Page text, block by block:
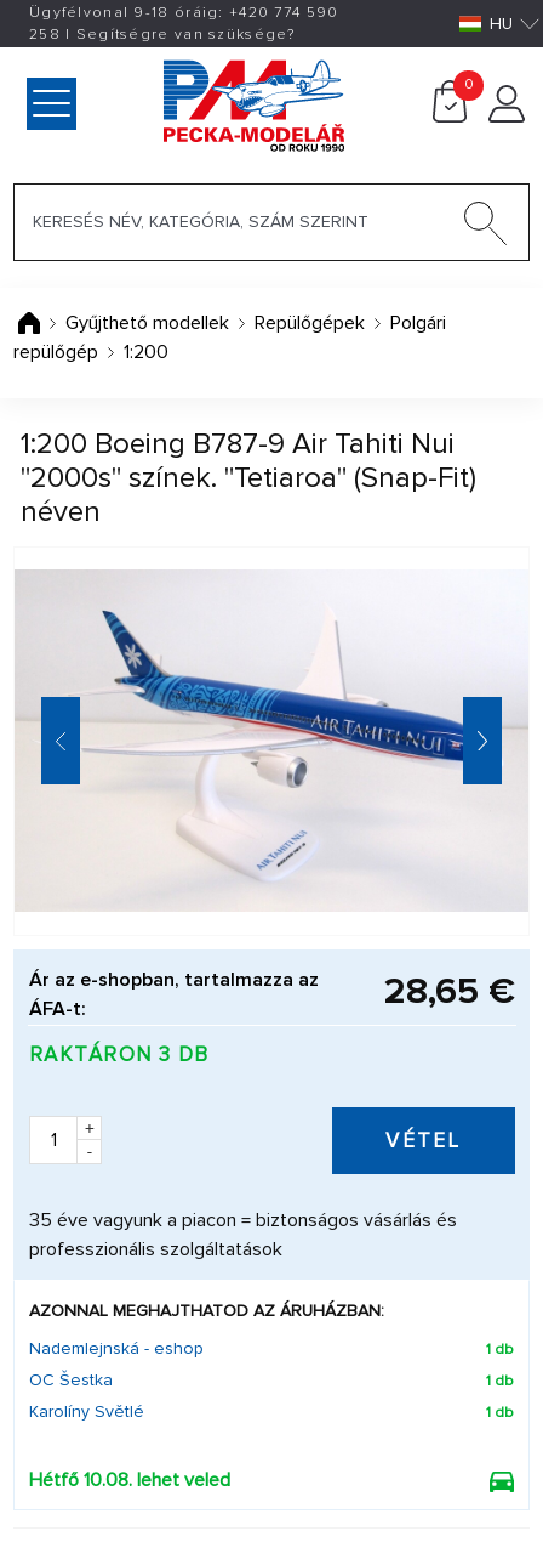
Ügyfélvonal 9-18 óráig: +420774 590
258 | Segítségre van szüksége? HU
0
Gyűjthető modellek Repülőgépek
Polgári
repülőgép
1:200
1:200 Boeing B787-9 Air Tahiti Nui
"2000s" színek. "Tetiaroa" (Snap-Fit)
néven
Ár az e-shopban, tartalmazza az
ÁFA-t:
28,65 €
RAKTÁRON 3 DB
+
-
VÉTEL
35 éve vagyunk a piacon = biztonságos vásárlás és
professzionális szolgáltatások
AZONNAL MEGHAJTHATOD AZ ÁRUHÁZBAN:
Nademlejnská - eshop
1 db
OC Šestka 1 db
Karolíny Světlé 1 db
Hétfő 10.08. lehet veled